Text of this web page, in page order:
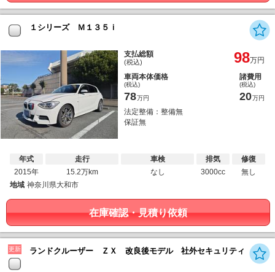
１シリーズ Ｍ１３５ｉ
支払総額
(税込) 98万円
車両本体価格
(税込)
78万円
諸費用
(税込)
20万円
法定整備：整備無
保証無
年式
2015年
走行
15.2万km
車検
なし
排気
3000cc
修復
無し
地域 神奈川県大和市
在庫確認・見積り依頼
更新 ランドクルーザー ＺＸ 改良後モデル 社外セキュリティ